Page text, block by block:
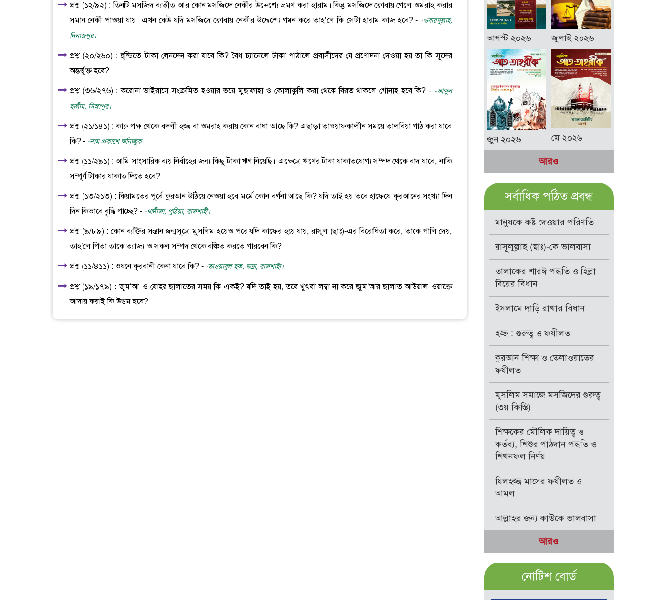
প্রশ্ন (১২/৯২) : তিনটি মসজিদ ব্যতীত আর কোন মসজিদে নেকীর উদ্দেশ্যে ভ্রমণ করা হারাম। কিন্তু মসজিদে ক্বোবায় গেলে ওমরাহ করার
সমান নেকী পাওয়া যায়। এখন কেউ যদি মসজিদে ক্বোবায় নেকীর উদ্দেশ্যে গমন করে তাহ’লে কি সেটা হারাম কাজ হবে? - -ওবায়দুল্লাহ,
দিনাজপুর।
প্রশ্ন (২০/২৬০) : হুন্ডিতে টাকা লেনদেন করা যাবে কি? বৈধ চ্যানেলে টাকা পাঠালে প্রবাসীদের যে প্রণোদনা দেওয়া হয় তা কি সূদের
অন্তর্ভুক্ত হবে?
প্রশ্ন (৩৬/২৭৬) : করোনা ভাইরাসে সংক্রমিত হওয়ার ভয়ে মুছাফাহা ও কোলাকুলি করা থেকে বিরত থাকলে গোনাহ হবে কি? - -আব্দুল
হালীম, সিঙ্গাপুর।
প্রশ্ন (২১/১৪১) : কারু পক্ষ থেকে বদলী হজ্জ বা ওমরাহ করায় কোন বাধা আছে কি? এছাড়া তাওয়াফকালীন সময়ে তালবিয়া পাঠ করা যাবে
কি? - -নাম প্রকাশে অনিচ্ছুক
প্রশ্ন (১১/২৯১) : আমি সাংসারিক ব্যয় নির্বাহের জন্য কিছু টাকা ঋণ নিয়েছি। এক্ষেত্রে ঋণের টাকা যাকাতযোগ্য সম্পদ থেকে বাদ যাবে, নাকি
সম্পূর্ণ টাকার যাকাত দিতে হবে?
প্রশ্ন (১৩/২১৩) : কিয়ামতের পূর্বে কুরআন উঠিয়ে নেওয়া হবে মর্মে কোন বর্ণনা আছে কি? যদি তাই হয় তবে হাফেযে কুরআনের সংখ্যা দিন
দিন কিভাবে বৃদ্ধি পাচ্ছে? - -খাদীজা, পুঠিয়া, রাজশাহী।
প্রশ্ন (৯/৮৯) : কোন ব্যক্তির সন্তান জন্মসূত্রে মুসলিম হয়েও পরে যদি কাফের হয়ে যায়, রাসূল (ছাঃ)-এর বিরোধিতা করে, তাকে গালি দেয়,
তাহ’লে পিতা তাকে ত্যাজ্য ও সকল সম্পদ থেকে বঞ্চিত করতে পারবেন কি?
প্রশ্ন (১১/৪১১) : ওযনে কুরবানী কেনা যাবে কি? - -তাওয়াবুল হক, ভদ্রা, রাজশাহী।
প্রশ্ন (১৯/১৭৯) : জুম‘আ ও যোহর ছালাতের সময় কি একই? যদি তাই হয়, তবে খুৎবা লম্বা না করে জুম‘আর ছালাত আউয়াল ওয়াক্তে
আদায় করাই কি উত্তম হবে?
আগস্ট ২০২৬ জুলাই ২০২৬
জুন ২০২৬ মে ২০২৬
আরও
সর্বাধিক পঠিত প্রবন্ধ
মানুষকে কষ্ট দেওয়ার পরিণতি
রাসূলুল্লাহ (ছাঃ)-কে ভালবাসা
তালাকের শারঈ পদ্ধতি ও হিল্লা
বিয়ের বিধান
ইসলামে দাড়ি রাখার বিধান
হজ্জ : গুরুত্ব ও ফযীলত
কুরআন শিক্ষা ও তেলাওয়াতের
ফযীলত
মুসলিম সমাজে মসজিদের গুরুত্ব
(৩য় কিস্তি)
শিক্ষকের মৌলিক দায়িত্ব ও
কর্তব্য, শিশুর পাঠদান পদ্ধতি ও
শিখনফল নির্ণয়
যিলহজ্জ মাসের ফযীলত ও
আমল
আল্লাহর জন্য কাউকে ভালবাসা
আরও
নোটিশ বোর্ড